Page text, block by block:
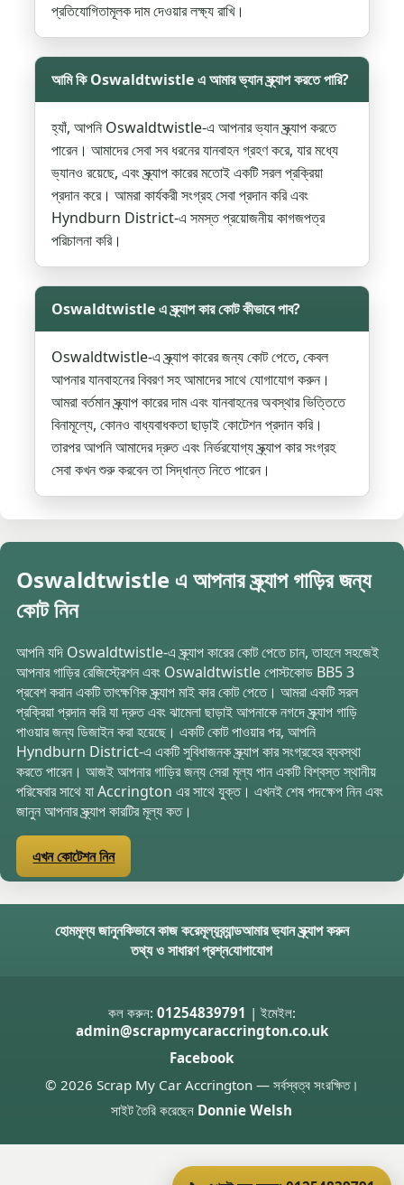
প্রতিযোগিতামূলক দাম দেওয়ার লক্ষ্য রাখি।
আমি কি Oswaldtwistle এ আমার ভ্যান স্ক্র্যাপ করতে পারি?
হ্যাঁ, আপনি Oswaldtwistle-এ আপনার ভ্যান স্ক্র্যাপ করতে
পারেন। আমাদের সেবা সব ধরনের যানবাহন গ্রহণ করে, যার মধ্যে
ভ্যানও রয়েছে, এবং স্ক্র্যাপ কারের মতোই একটি সরল প্রক্রিয়া
প্রদান করে। আমরা কার্যকরী সংগ্রহ সেবা প্রদান করি এবং
Hyndburn District-এ সমস্ত প্রয়োজনীয় কাগজপত্র
পরিচালনা করি।
Oswaldtwistle এ স্ক্র্যাপ কার কোট কীভাবে পাব?
Oswaldtwistle-এ স্ক্র্যাপ কারের জন্য কোট পেতে, কেবল
আপনার যানবাহনের বিবরণ সহ আমাদের সাথে যোগাযোগ করুন।
আমরা বর্তমান স্ক্র্যাপ কারের দাম এবং যানবাহনের অবস্থার ভিত্তিতে
বিনামূল্যে, কোনও বাধ্যবাধকতা ছাড়াই কোটেশন প্রদান করি।
তারপর আপনি আমাদের দ্রুত এবং নির্ভরযোগ্য স্ক্র্যাপ কার সংগ্রহ
সেবা কখন শুরু করবেন তা সিদ্ধান্ত নিতে পারেন।
Oswaldtwistle এ আপনার স্ক্র্যাপ গাড়ির জন্য
কোট নিন
আপনি যদি Oswaldtwistle-এ স্ক্র্যাপ কারের কোট পেতে চান, তাহলে সহজেই
আপনার গাড়ির রেজিস্ট্রেশন এবং Oswaldtwistle পোস্টকোড BB5 3
প্রবেশ করান একটি তাৎক্ষণিক স্ক্র্যাপ মাই কার কোট পেতে। আমরা একটি সরল
প্রক্রিয়া প্রদান করি যা দ্রুত এবং ঝামেলা ছাড়াই আপনাকে নগদে স্ক্র্যাপ গাড়ি
পাওয়ার জন্য ডিজাইন করা হয়েছে। একটি কোট পাওয়ার পর, আপনি
Hyndburn District-এ একটি সুবিধাজনক স্ক্র্যাপ কার সংগ্রহের ব্যবস্থা
করতে পারেন। আজই আপনার গাড়ির জন্য সেরা মূল্য পান একটি বিশ্বস্ত স্থানীয়
পরিষেবার সাথে যা Accrington এর সাথে যুক্ত। এখনই শেষ পদক্ষেপ নিন এবং
জানুন আপনার স্ক্র্যাপ কারটির মূল্য কত।
এখন কোটেশন নিন
হোমমূল্য জানুনকিভাবে কাজ করেমূল্যব্র্যান্ডআমার ভ্যান স্ক্র্যাপ করুন
তথ্য ও সাধারণ প্রশ্নযোগাযোগ
কল করুন: 01254839791 | ইমেইল:
admin@scrapmycaraccrington.co.uk
Facebook
© 2026 Scrap My Car Accrington — সর্বস্বত্ব সংরক্ষিত।
সাইট তৈরি করেছেন Donnie Welsh